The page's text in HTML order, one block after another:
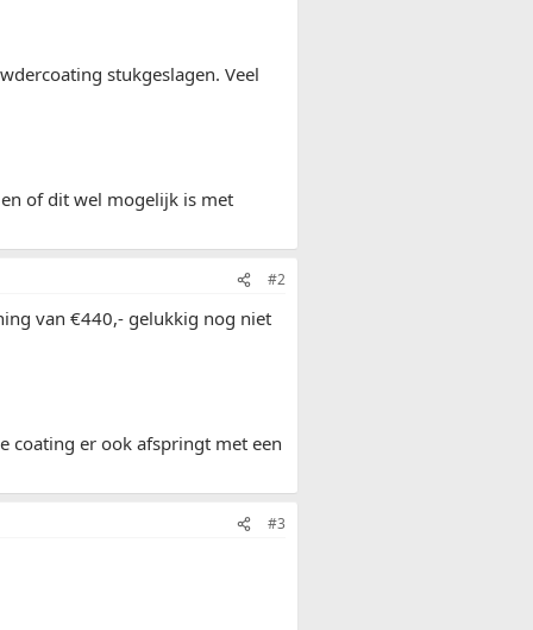
stukgeslagen. Veel
of dit wel mogelijk is met
#2
van €440,- gelukkig nog niet
coating er ook afspringt met een
#3